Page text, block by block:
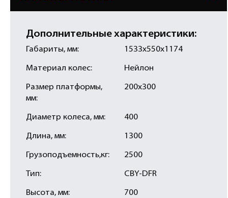
Дополнительные характеристики:
Габариты, мм: 1533х550х1174
Материал колес: Нейлон
Размер платформы,
мм:
200х300
Диаметр колеса, мм: 400
Длина, мм: 1300
Грузоподъемность,кг: 2500
Тип: CBY-DFR
Высота, мм: 700